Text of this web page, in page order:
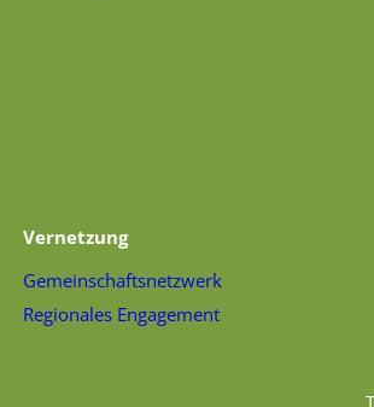
Vernetzung
Gemeinschaftsnetzwerk
Regionales Engagement